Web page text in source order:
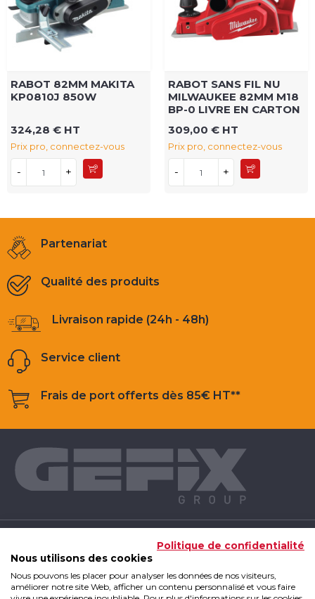
RABOT 82MM MAKITA
KP0810J 850W
324,28 € HT
Prix pro, connectez-vous
- +
RABOT SANS FIL NU
MILWAUKEE 82MM M18
BP-0 LIVRE EN CARTON
309,00 € HT
Prix pro, connectez-vous
- +
Partenariat
Qualité des produits
Livraison rapide (24h - 48h)
Service client
Frais de port offerts dès 85€ HT**
INFOS UTILES
Politique de confidentialité
Nous utilisons des cookies
Nous pouvons les placer pour analyser les données de nos visiteurs,
améliorer notre site Web, afficher un contenu personnalisé et vous faire